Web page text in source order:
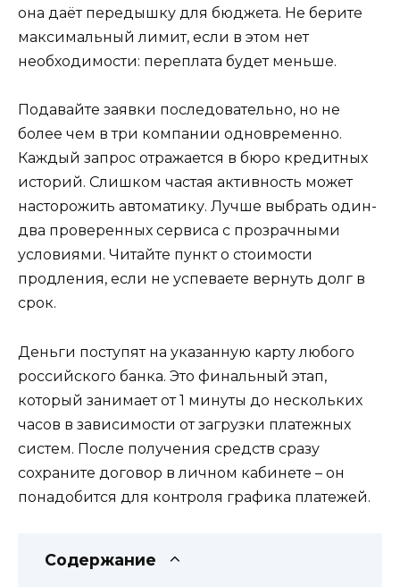
она даёт передышку для бюджета. Не берите
максимальный лимит, если в этом нет
необходимости: переплата будет меньше.
Подавайте заявки последовательно, но не
более чем в три компании одновременно.
Каждый запрос отражается в бюро кредитных
историй. Слишком частая активность может
насторожить автоматику. Лучше выбрать один-
два проверенных сервиса с прозрачными
условиями. Читайте пункт о стоимости
продления, если не успеваете вернуть долг в
срок.
Деньги поступят на указанную карту любого
российского банка. Это финальный этап,
который занимает от 1 минуты до нескольких
часов в зависимости от загрузки платежных
систем. После получения средств сразу
сохраните договор в личном кабинете – он
понадобится для контроля графика платежей.
Содержание